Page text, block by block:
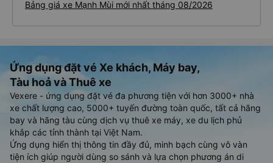
Bảng giá xe Mạnh Mùi mới nhất tháng 08/2026
Ứng dụng đặt vé Xe khách, Máy bay,
Tàu hoả và Thuê xe
Vexere - ứng dụng đặt vé đa phương tiện với hơn 3000+ nhà
xe chất lượng cao, 5000+ tuyến đường toàn quốc, tất cả hãng
bay và hãng tàu cùng dịch vụ thuê xe máy, xe du lịch phủ
khắp các tỉnh thành tại Việt Nam.
Ứng dụng hiển thị thông tin đầy đủ, minh bạch cùng vô vàn
tiện ích giúp người dùng so sánh và lựa chọn phương án di